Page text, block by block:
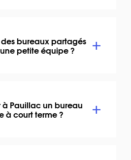
bureaux partagés
petite équipe ?
Pauillac un bureau
à court terme ?